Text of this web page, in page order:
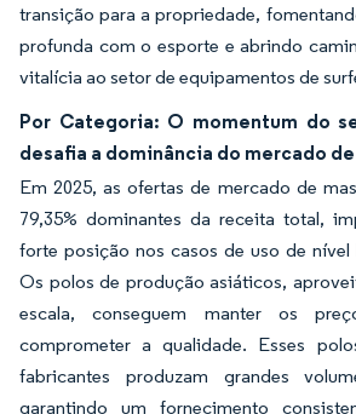
transição para a propriedade,
profunda com o esporte e abrindo
vitalícia ao setor de equipamentos de
Por Categoria: O momentum do
desafia a dominância do mercado de
Em 2025, as ofertas de mercado de
79,35% dominantes da receita total,
forte posição nos casos de uso de nível
Os polos de produção asiáticos,
escala, conseguem manter os
comprometer a qualidade. Esses
fabricantes produzam grandes
garantindo um fornecimento